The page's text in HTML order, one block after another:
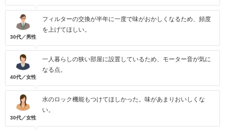
30代／男性
フィルターの交換が半年に一度で味がおかしくなるため、頻度
を上げてほしい。
40代／女性
一人暮らしの狭い部屋に設置しているため、モーター音が気に
なる点。
30代／女性
水のロック機能もつけてほしかった。味があまりおいしくな
い。